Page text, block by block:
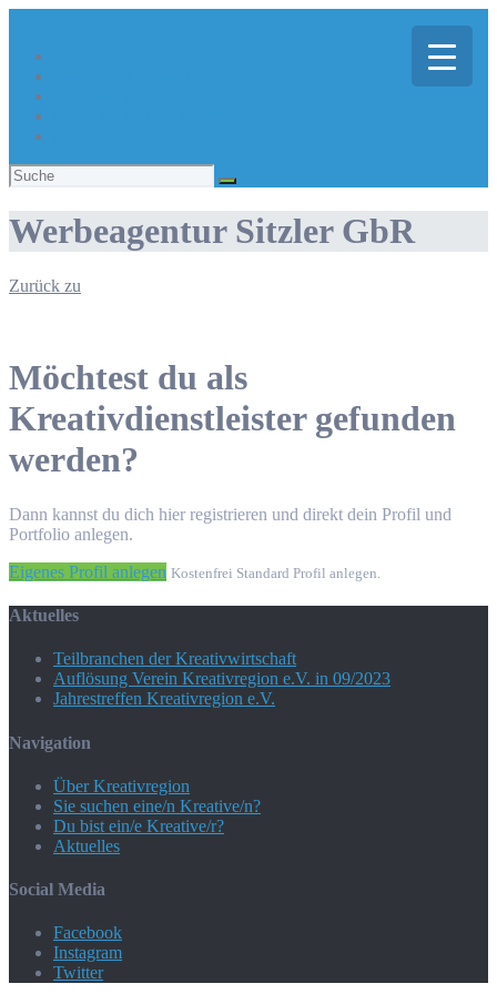
Suchen
nach:
Werbeagentur Sitzler GbR
Zurück zu
Möchtest du als
Kreativdienstleister gefunden
werden?
Dann kannst du dich hier registrieren und direkt dein Profil und
Portfolio anlegen.
Eigenes Profil anlegen Kostenfrei Standard Profil anlegen.
Aktuelles
Teilbranchen der Kreativwirtschaft
Auflösung Verein Kreativregion e.V. in 09/2023
Jahrestreffen Kreativregion e.V.
Navigation
Über Kreativregion
Sie suchen eine/n Kreative/n?
Du bist ein/e Kreative/r?
Aktuelles
Social Media
Facebook
Instagram
Twitter